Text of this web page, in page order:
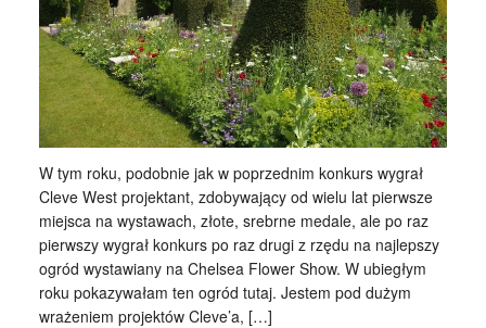
W tym roku, podobnie jak w poprzednim konkurs wygrał
Cleve West projektant, zdobywający od wielu lat pierwsze
miejsca na wystawach, złote, srebrne medale, ale po raz
pierwszy wygrał konkurs po raz drugi z rzędu na najlepszy
ogród wystawiany na Chelsea Flower Show. W ubiegłym
roku pokazywałam ten ogród tutaj. Jestem pod dużym
wrażeniem projektów Cleve’a, […]